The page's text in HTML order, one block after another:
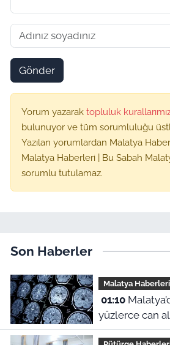
Gönder
Yorum yazarak topluluk
bulunuyor ve tüm sorumluluğu
Yazılan yorumlardan Malatya
Malatya Haberleri | Bu Sabah
sorumlu tutulamaz.
Son Haberler
Malatya Haberleri
01:10Malatya’da son 4 yılda
yüzlerce can
duyu organı